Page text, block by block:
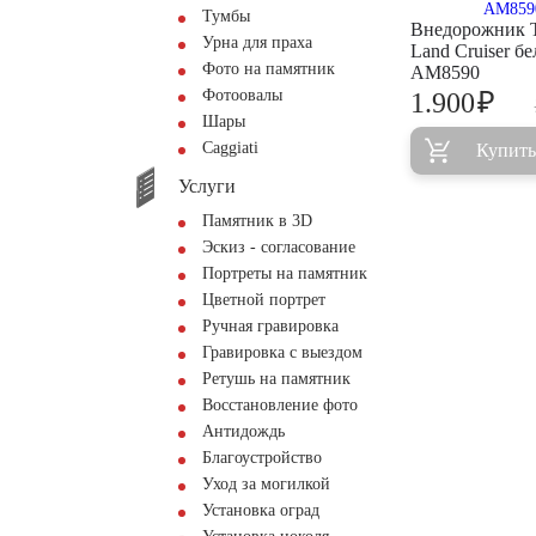
Тумбы
Урна для праха
Фото на памятник
Фотоовалы
Шары
Сaggiati
Услуги
Памятник в 3D
Эскиз - согласование
Портреты на памятник
Цветной портрет
Ручная гравировка
Гравировка с выездом
Ретушь на памятник
Восстановление фото
Антидождь
Благоустройство
Уход за могилкой
Установка оград
Внедорожник
Land Cruiser
AM8590
1.900₽
Купить